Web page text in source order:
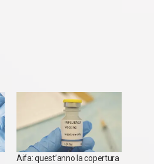
Aifa: quest’anno la copertura